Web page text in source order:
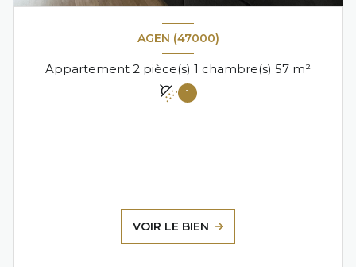
AGEN (47000)
Appartement 2 pièce(s) 1 chambre(s) 57 m²
1
VOIR LE BIEN